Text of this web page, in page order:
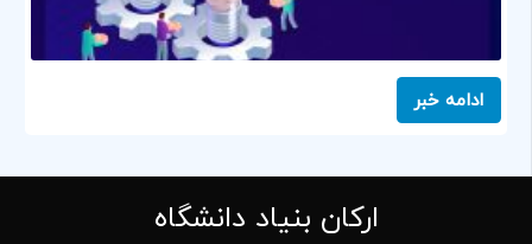
ادامه خبر
ارکان بنیاد دانشگاه